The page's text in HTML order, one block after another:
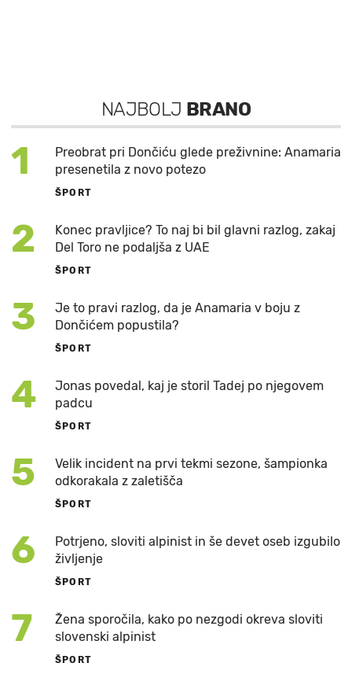
NAJBOLJ BRANO
1
Preobrat pri Dončiću glede preživnine: Anamaria
presenetila z novo potezo
ŠPORT
2
Konec pravljice? To naj bi bil glavni razlog, zakaj
Del Toro ne podaljša z UAE
ŠPORT
3
Je to pravi razlog, da je Anamaria v boju z
Dončićem popustila?
ŠPORT
4
Jonas povedal, kaj je storil Tadej po njegovem
padcu
ŠPORT
5
Velik incident na prvi tekmi sezone, šampionka
odkorakala z zaletišča
ŠPORT
6
Potrjeno, sloviti alpinist in še devet oseb izgubilo
življenje
ŠPORT
7
Žena sporočila, kako po nezgodi okreva sloviti
slovenski alpinist
ŠPORT